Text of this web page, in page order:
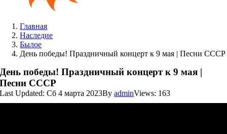
Главная
Наследие
Былое
День победы! Праздничный концерт к 9 мая | Песни СССР
День победы! Праздничный концерт к 9 мая |
Песни СССР
Last Updated: Сб 4 марта 2023ByadminViews: 163